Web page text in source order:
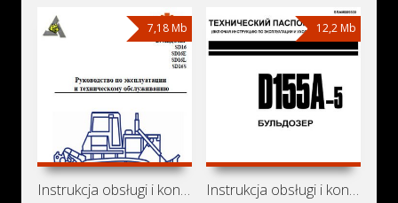
7,18 Mb
Instrukcja obsługi i konserwacji spycharek Shantui SD16,
12,2 Mb
Instrukcja obsługi i konserwacji spycharki Komatsu D155A-5